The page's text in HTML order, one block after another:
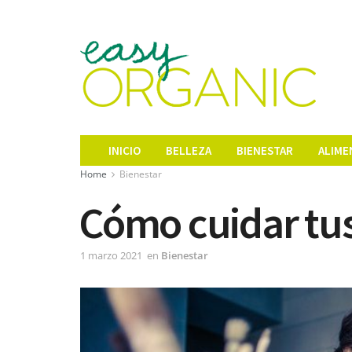
INICIO BELLEZA BIENESTAR
Home
Bienestar
Cómo cuidar
1 marzo 2021 en Bienestar